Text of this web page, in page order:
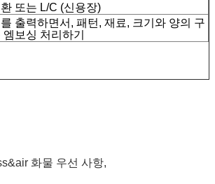
또는 L/C (신용장)
출력하면서, 패턴, 재료, 크기와 양의 구
엠보싱 처리하기
화물 우선 사항,